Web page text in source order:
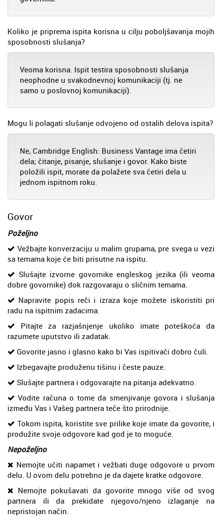
Koliko je priprema ispita korisna u cilju poboljšavanja mojih
sposobnosti slušanja?
Veoma korisna. Ispit testira sposobnosti slušanja
neophodne u svakodnevnoj komunikaciji (tj. ne
samo u poslovnoj komunikaciji).
Mogu li polagati slušanje odvojeno od ostalih delova ispita?
Ne, Cambridge English: Business Vantage ima četiri
dela; čitanje, pisanje, slušanje i govor. Kako biste
položili ispit, morate da polažete sva četiri dela u
jednom ispitnom roku.
Govor
Poželjno
Vežbajte konverzaciju u malim grupama, pre svega u vezi
sa temama koje će biti prisutne na ispitu.
Slušajte izvorne govornike engleskog jezika (ili veoma
dobre govornike) dok razgovaraju o sličnim temama.
Napravite popis reči i izraza koje možete iskoristiti pri
radu na ispitnim zadacima.
Pitajte za razjašnjenje ukoliko imate poteškoća da
razumete uputstvo ili zadatak.
Govorite jasno i glasno kako bi Vas ispitivači dobro čuli.
Izbegavajte produženu tišinu i česte pauze.
Slušajte partnera i odgovarajte na pitanja adekvatno.
Vodite računa o tome da smenjivanje govora i slušanja
između Vas i Vašeg partnera teče što prirodnije.
Tokom ispita, koristite sve prilike koje imate da govorite, i
produžite svoje odgovore kad god je to moguće.
Nepoželjno
Nemojte učiti napamet i vežbati duge odgovore u prvom
delu. U ovom delu potrebno je da dajete kratke odgovore.
Nemojte pokušavati da govorite mnogo više od svog
partnera ili da prekidate njegovo/njeno izlaganje na
nepristojan način.